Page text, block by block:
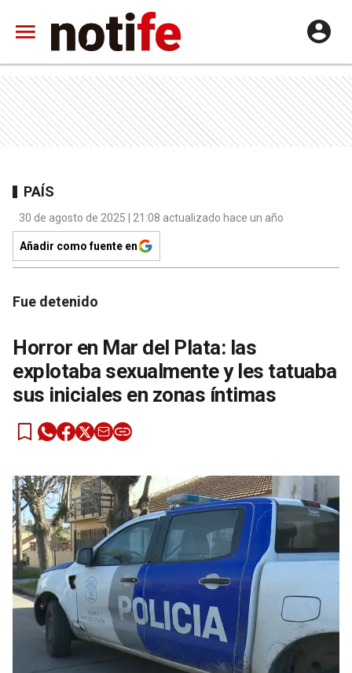
PAÍS
30 de agosto de 2025 | 21:08 actualizado hace un año
Añadir como fuente en
Fue detenido
Horror en Mar del Plata: las
explotaba sexualmente y les tatuaba
sus iniciales en zonas íntimas